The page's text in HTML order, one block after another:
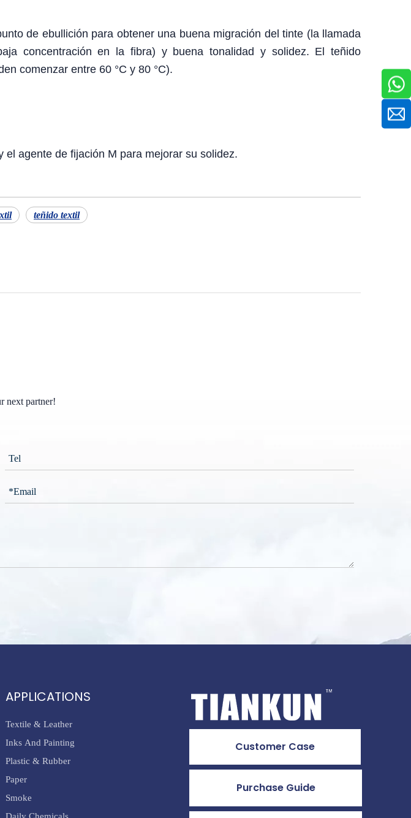
de ebullición para obtener una buena migración del tinte (la llamada
concentración en la fibra) y buena tonalidad y solidez. El teñido
comenzar entre 60 °C y 80 °C).
agente de fijación M para mejorar su solidez.
teñido textil
next partner!
APPLICATIONS
Textile & Leather
Inks And Painting
Plastic & Rubber
Paper
Smoke
Customer Case
Purchase Guide